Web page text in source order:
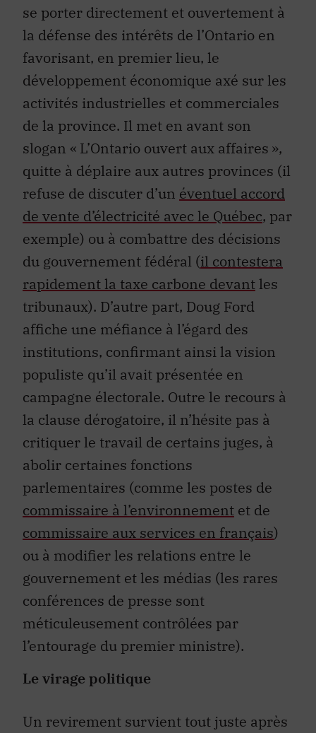
se porter directement et ouvertement à
la défense des intérêts de l’Ontario en
favorisant, en premier lieu, le
développement économique axé sur les
activités industrielles et commerciales
de la province. Il met en avant son
slogan « L’Ontario ouvert aux affaires »,
quitte à déplaire aux autres provinces (il
refuse de discuter d’un éventuel accord
de vente d’électricité avec le Québec, par
exemple) ou à combattre des décisions
du gouvernement fédéral (il contestera
rapidement la taxe carbone devant les
tribunaux). D’autre part, Doug Ford
affiche une méfiance à l’égard des
institutions, confirmant ainsi la vision
populiste qu’il avait présentée en
campagne électorale. Outre le recours à
la clause dérogatoire, il n’hésite pas à
critiquer le travail de certains juges, à
abolir certaines fonctions
parlementaires (comme les postes de
commissaire à l’environnement et de
commissaire aux services en français)
ou à modifier les relations entre le
gouvernement et les médias (les rares
conférences de presse sont
méticuleusement contrôlées par
l’entourage du premier ministre).
Le virage politique
Un revirement survient tout juste après